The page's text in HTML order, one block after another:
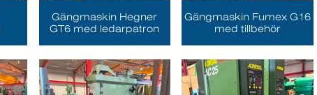
Gängmaskin Hegner
GT6 med ledarpatron
Gängmaskin Fumex G16
med tillbehör